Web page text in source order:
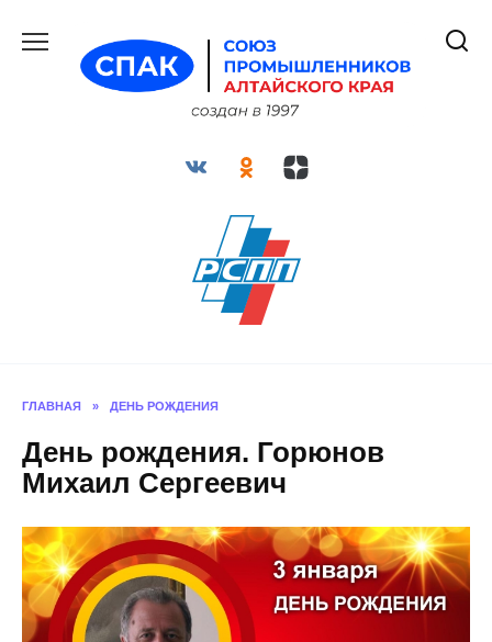
содержанию
ГЛАВНАЯ » ДЕНЬ РОЖДЕНИЯ
День рождения. Горюнов
Михаил Сергеевич